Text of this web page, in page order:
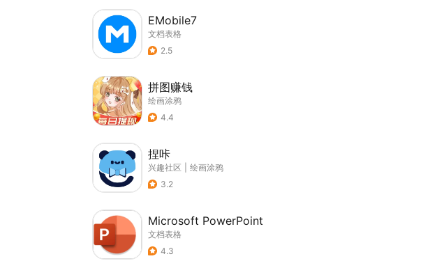
EMobile7
文档表格
2.5
拼图赚钱
绘画涂鸦
4.4
捏咔
兴趣社区
绘画涂鸦
3.2
Microsoft PowerPoint
文档表格
4.3